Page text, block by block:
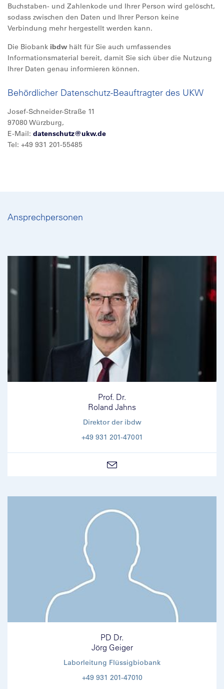
Buchstaben- und Zahlenkode und Ihrer Person wird gelöscht,
sodass zwischen den Daten und Ihrer Person keine
Verbindung mehr hergestellt werden kann.
Die Biobank ibdw hält für Sie auch umfassendes
Informationsmaterial bereit, damit Sie sich über die Nutzung
Ihrer Daten genau informieren können.
Behördlicher Datenschutz-Beauftragter des UKW
Josef-Schneider-Straße 11
97080 Würzburg,
E-Mail: datenschutz@ukw.de
Tel: +49 931 201-55485
Ansprechpersonen
Prof. Dr.
Roland Jahns
Direktor der ibdw
+49 931 201-47001
PD Dr.
Jörg Geiger
Laborleitung Flüssigbiobank
+49 931 201-47010